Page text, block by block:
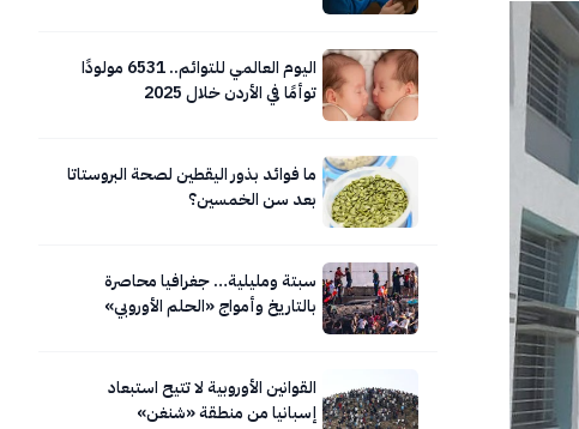
اليوم العالمي للتوائم.. 6531 مولودًا
توأمًا في الأردن خلال 2025
ما فوائد بذور اليقطين لصحة البروستاتا
بعد سن الخمسين؟
سبتة ومليلية… جغرافيا محاصرة
بالتاريخ وأمواج «الحلم الأوروبي»
القوانين الأوروبية لا تتيح استبعاد
إسبانيا من منطقة «شنغن»